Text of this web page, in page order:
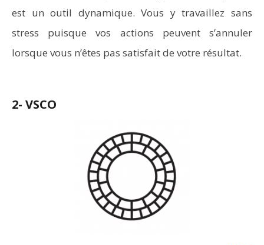
est un outil dynamique. Vous y travaillez sans
stress puisque vos actions peuvent s’annuler
lorsque vous n’êtes pas satisfait de votre résultat.
2- VSCO